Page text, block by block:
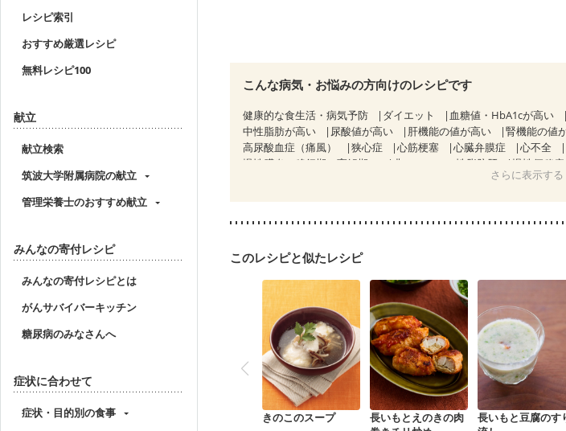
レシピ索引
おすすめ厳選レシピ
無料レシピ100
献立
献立検索
筑波大学附属病院の献立
管理栄養士のおすすめ献立
みんなの寄付レシピ
みんなの寄付レシピとは
がんサバイバーキッチン
糖尿病のみなさんへ
症状に合わせて
症状・目的別の食事
こんな病気・お悩みの方向けのレシピです
健康的な食生活・病気予防 ダイエット 血糖値・HbA1cが高い
中性脂肪が高い
尿酸値が高い 肝機能の値が高い 腎機能の値
高尿酸血症（痛風）
狭心症 心筋梗塞 心臓弁膜症 心不全
慢性膵炎（移行期・寛解期）
非アルコール性脂肪肝 慢性便秘症
糖尿病性腎症（第
食欲がない
産後（ミルク） 骨折 骨粗しょう症 関節リウ
さらに表示する
このレシピと似たレシピ
きのこのスープ
長いもとえのきの肉
長いもと豆腐のす